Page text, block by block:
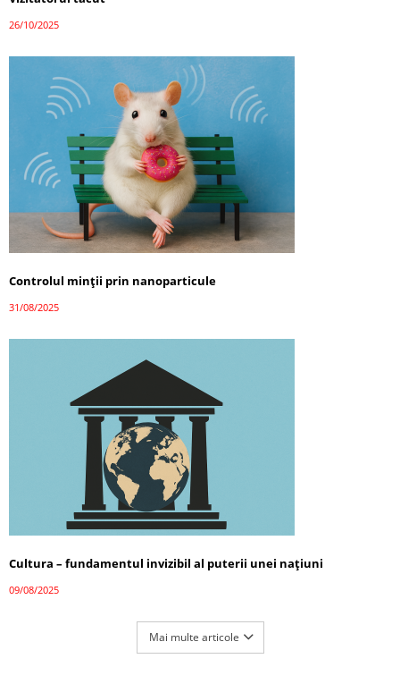
26/10/2025
Controlul minții prin nanoparticule
31/08/2025
Cultura – fundamentul invizibil al puterii unei națiuni
09/08/2025
Mai multe articole